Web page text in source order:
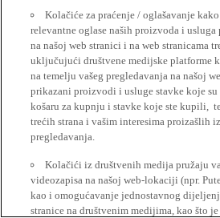
Kolačiće za praćenje / oglašavanje
relevantne oglase naših proizvoda i
na našoj web stranici i na web stranicama
uključujući društvene medijske platforme
na temelju vašeg pregledavanja na našoj
prikazani proizvodi i usluge stavke koje su
košaru za kupnju i stavke koje ste kupili,
trećih strana i vašim interesima proizašlih
pregledavanja.
Kolačići iz društvenih medija pružaju
videozapisa na našoj web-lokaciji (npr.
kao i omogućavanje jednostavnog
stranice na društvenim medijima, kao što je